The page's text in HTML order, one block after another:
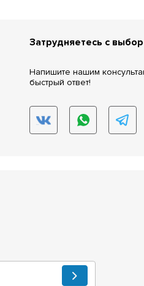
Затрудняетесь с
Напишите нашим
быстрый ответ!